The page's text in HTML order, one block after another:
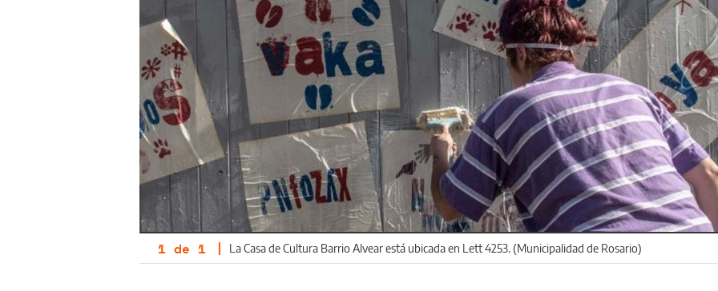
1 de 1 | La Casa de Cultura Barrio Alvear está ubicada en Lett 4253. (Municipalidad de Rosario)